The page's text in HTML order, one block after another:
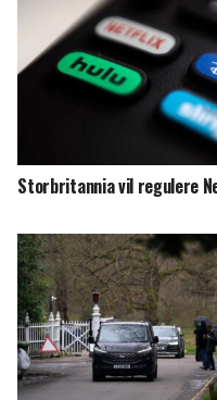
Storbritannia vil regulere